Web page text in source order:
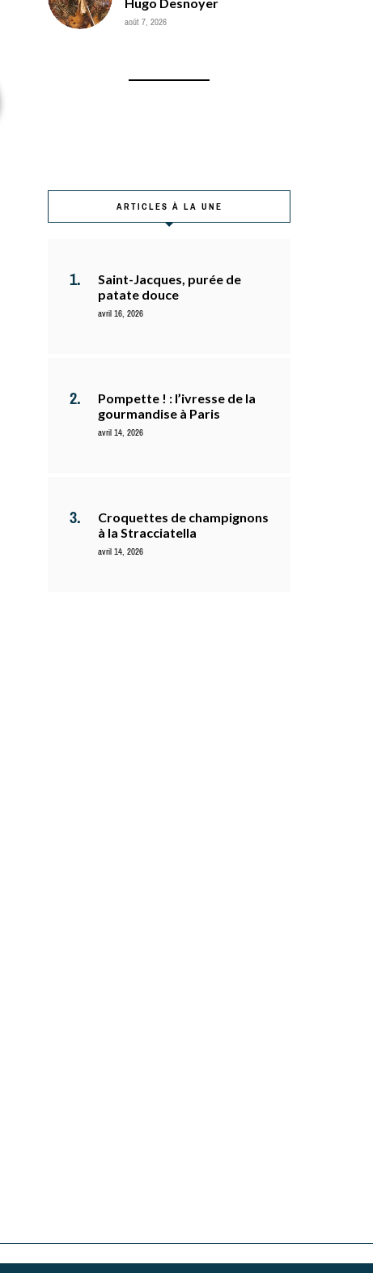
août 7, 2026
ARTICLES À LA UNE
Saint-Jacques, purée de
patate douce
avril 16, 2026
Pompette ! : l’ivresse de la
gourmandise à Paris
avril 14, 2026
Croquettes de champignons
à la Stracciatella
avril 14, 2026